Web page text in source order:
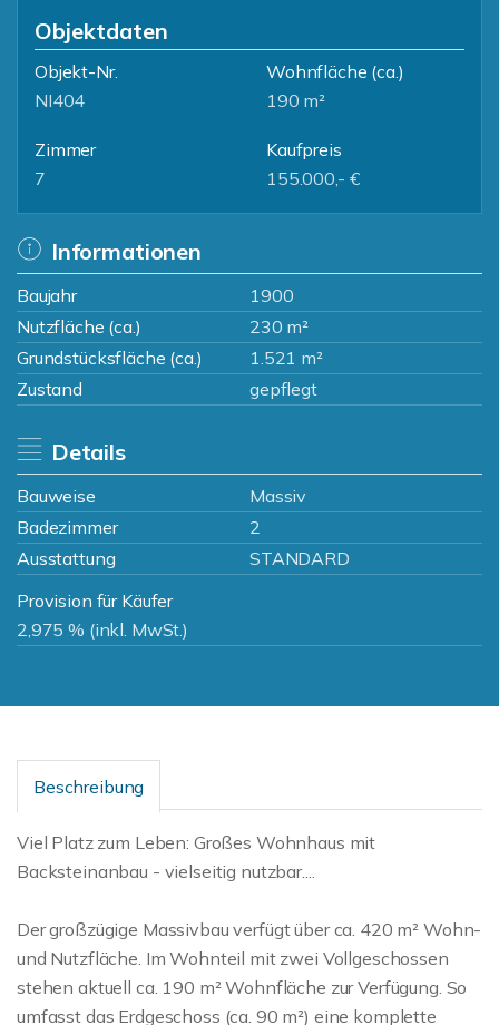
Objektdaten
Objekt-Nr.
NI404
Wohnfläche (ca.)
190 m²
Zimmer
7
Kaufpreis
155.000,- €
Informationen
Baujahr
1900
Nutzfläche (ca.)
230 m²
Grundstücksfläche (ca.)
1.521 m²
Zustand
gepflegt
Details
Bauweise
Massiv
Badezimmer
2
Ausstattung
STANDARD
Provision für Käufer
2,975 % (inkl. MwSt.)
Beschreibung
Viel Platz zum Leben: Großes Wohnhaus mit
Backsteinanbau - vielseitig nutzbar....
Der großzügige Massivbau verfügt über ca. 420 m² Wohn-
und Nutzfläche. Im Wohnteil mit zwei Vollgeschossen
stehen aktuell ca. 190 m² Wohnfläche zur Verfügung. So
umfasst das Erdgeschoss (ca. 90 m²) eine komplette